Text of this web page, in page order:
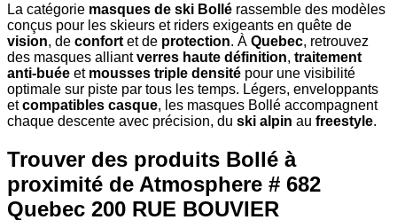
La catégorie masques de ski Bollé rassemble des modèles
conçus pour les skieurs et riders exigeants en quête de
vision, de confort et de protection. À Quebec, retrouvez
des masques alliantverres haute définition, traitement
anti-buée et mousses triple densité pour une visibilité
optimale sur piste par tous les temps. Légers, enveloppants
etcompatibles casque, les masques Bollé accompagnent
chaque descente avec précision, du ski alpin au freestyle.
Trouver des produits Bollé à
proximité de Atmosphere # 682
Quebec 200 RUE BOUVIER